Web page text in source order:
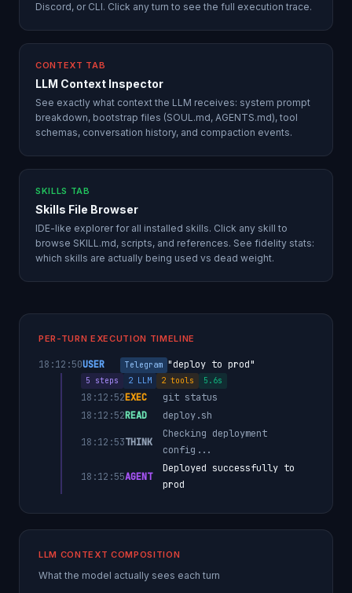
Discord, or CLI. Click any turn to see the full execution trace.
CONTEXT TAB
LLM Context Inspector
See exactly what context the LLM receives: system prompt
breakdown, bootstrap files (SOUL.md, AGENTS.md), tool
schemas, conversation history, and compaction events.
SKILLS TAB
Skills File Browser
IDE-like explorer for all installed skills. Click any skill to
browse SKILL.md, scripts, and references. See fidelity stats:
which skills are actually being used vs dead weight.
PER-TURN EXECUTION TIMELINE
18:12:50USER Telegram "deploy to prod"
5 steps 2 LLM 2 tools 5.6s
18:12:52EXEC
git status
18:12:52READ deploy.sh
18:12:53THINK
Checking deployment
config...
18:12:55AGENT
Deployed successfully to
prod
LLM CONTEXT COMPOSITION
What the model actually sees each turn